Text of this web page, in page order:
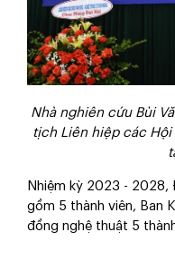
Nhà nghiên cứu Bùi
tịch Liên hiệp các
Nhiệm kỳ 2023 - 2028,
gồm 5 thành viên, Ban
đồng nghệ thuật 5